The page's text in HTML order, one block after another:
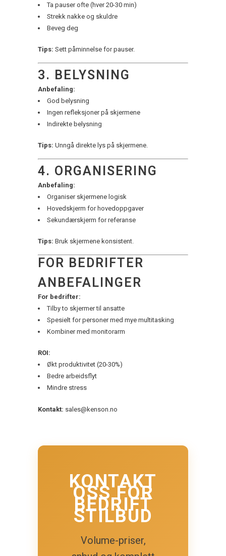
Ta pauser ofte (hver 20-30 min)
Strekk nakke og skuldre
Beveg deg
Tips: Sett påminnelse for pauser.
3. BELYSNING
Anbefaling:
God belysning
Ingen refleksjoner på skjermene
Indirekte belysning
Tips: Unngå direkte lys på skjermene.
4. ORGANISERING
Anbefaling:
Organiser skjermene logisk
Hovedskjerm for hovedoppgaver
Sekundærskjerm for referanse
Tips: Bruk skjermene konsistent.
FOR BEDRIFTER
ANBEFALINGER
For bedrifter:
Tilby to skjermer til ansatte
Spesielt for personer med mye multitasking
Kombiner med monitorarm
ROI:
Økt produktivitet (20-30%)
Bedre arbeidsflyt
Mindre stress
Kontakt: sales@kenson.no
KONTAKT
OSS FOR
BEDRIFT
STILBUD
Volume-priser,